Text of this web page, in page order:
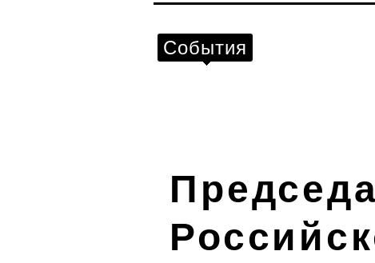
События